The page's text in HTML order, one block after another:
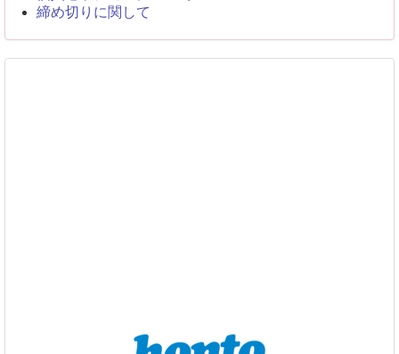
締め切りに関して